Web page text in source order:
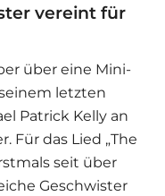
vereint für
über eine Mini-
letzten
Patrick Kelly an
Für das Lied „The
seit über
Geschwister